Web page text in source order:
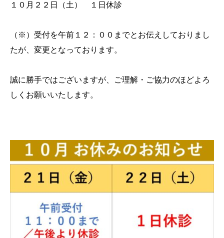
１０月２２日（土） １日休診
（※）受付を午前１２：００までとお伝えしておりまし
たが、変更となっております。
誠に勝手ではございますが、ご理解・ご協力のほどよろ
しくお願いいたします。